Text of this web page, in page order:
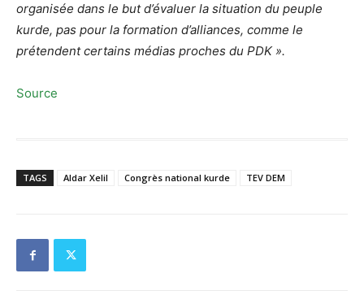
organisée dans le but d’évaluer la situation du peuple
kurde, pas pour la formation d’alliances, comme le
prétendent certains médias proches du PDK ».
Source
TAGS Aldar Xelil Congrès national kurde TEV DEM